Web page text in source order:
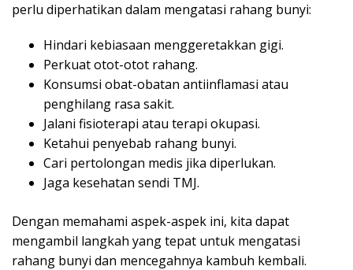
perlu diperhatikan dalam mengatasi rahang bunyi:
Hindari kebiasaan menggeretakkan gigi.
Perkuat otot-otot rahang.
Konsumsi obat-obatan antiinflamasi atau
penghilang rasa sakit.
Jalani fisioterapi atau terapi okupasi.
Ketahui penyebab rahang bunyi.
Cari pertolongan medis jika diperlukan.
Jaga kesehatan sendi TMJ.
Dengan memahami aspek-aspek ini, kita dapat
mengambil langkah yang tepat untuk mengatasi
rahang bunyi dan mencegahnya kambuh kembali.